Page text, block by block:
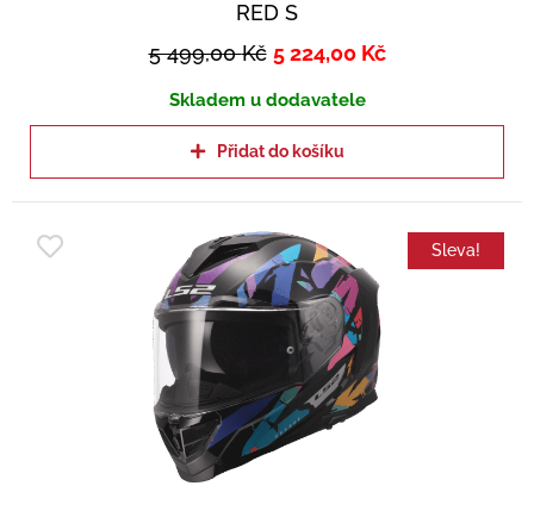
RED S
5 499,00Kč 5 224,00 Kč
Skladem u dodavatele
Přidat do košíku
Sleva!